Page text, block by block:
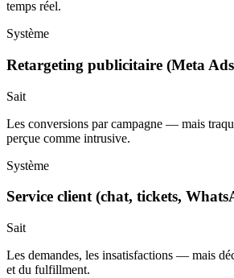
temps réel.
Système
Retargeting publicitaire (Meta
Sait
Les conversions par campagne — mais
perçue comme intrusive.
Système
Service client (chat, tickets,
Sait
Les demandes, les insatisfactions — mais
et du fulfillment.